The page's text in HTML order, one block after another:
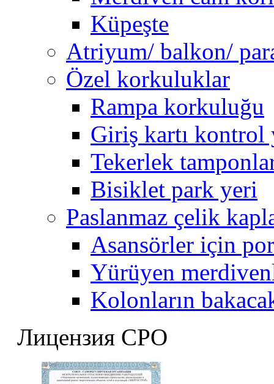
Küpeşte
Atriyum/ balkon/
Özel korkuluklar
Rampa korkuluğu
Giriş kartı
Tekerlek
Bisiklet park yeri
Paslanmaz çelik
Asansörler için
Yürüyen
Kolonların
Лицензия СРО